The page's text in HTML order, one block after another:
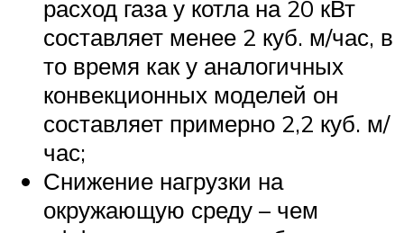
расход газа у котла на 20 кВт
составляет менее 2 куб. м/час, в
то время как у аналогичных
конвекционных моделей он
составляет примерно 2,2 куб. м/
час;
Снижение нагрузки на
окружающую среду – чем